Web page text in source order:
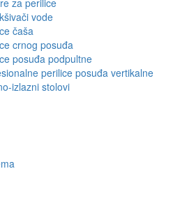
vode
čaša
crnog posuđa
posuđa podpultne
perilice posuđa vertikalne
izlazni stolovi